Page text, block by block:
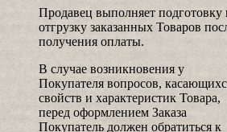
Продавец выполняет подготовку
отгрузку заказанных Товаров
получения оплаты.
В случае возникновения у
Покупателя вопросов,
свойств и характеристик Товара,
перед оформлением Заказа
Покупатель должен обратиться к